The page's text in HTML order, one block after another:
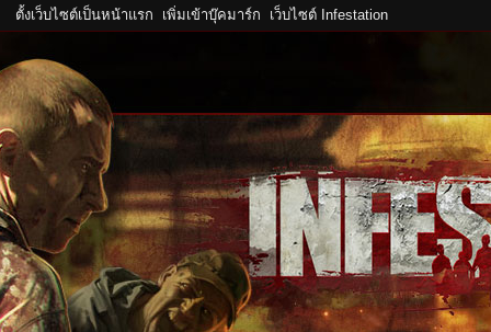
ตั้งเว็บไซต์เป็นหน้าแรก เพิ่มเข้าบุ๊คมาร์ก เว็บไซต์ Infestation